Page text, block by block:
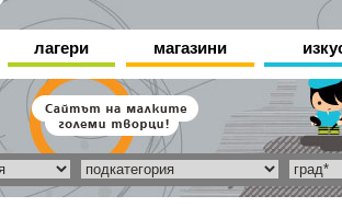
лагери магазини